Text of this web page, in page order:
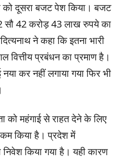
को दूसरा बजट पेश किया। बजट
सौ 42 करोड़ 43 लाख रुपये का
ने कहा कि इतना भारी
प्रबंधन का प्रमाण है।
नया कर नहीं लगाया गया फिर भी
को महंगाई से राहत देने के लिए
किया है। प्रदेश में
किया गया है। यही कारण